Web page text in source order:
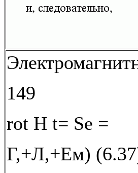
149
rot H t= Se =
Г,+Л,+Eм)